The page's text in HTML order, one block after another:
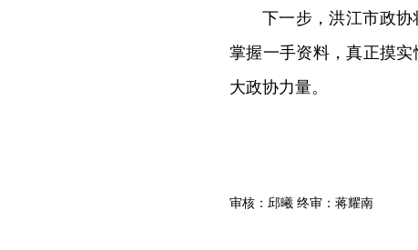
下一步，洪江市政
掌握一手资料，真正摸
大政协力量。
审核：邱曦 终审：蒋耀南